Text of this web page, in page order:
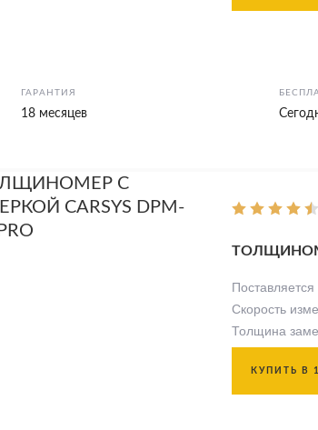
ГАРАНТИЯ
18 месяцев
Скорость
Толщина
КУПИТЬ В